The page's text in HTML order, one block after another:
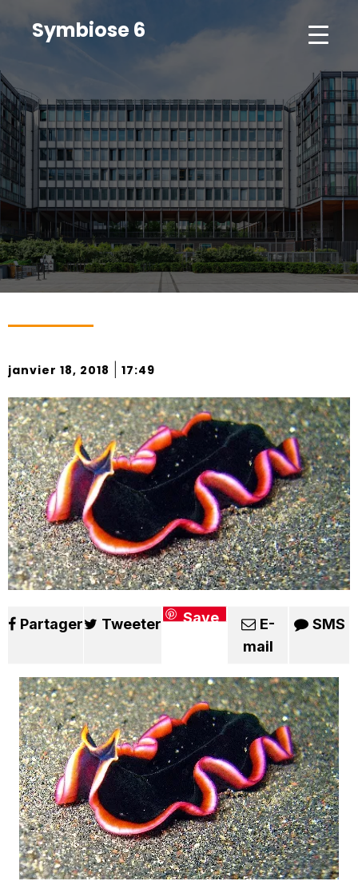
Symbiose 6
janvier 18, 2018 17:49
Partager Tweeter Save
E-
mail
SMS